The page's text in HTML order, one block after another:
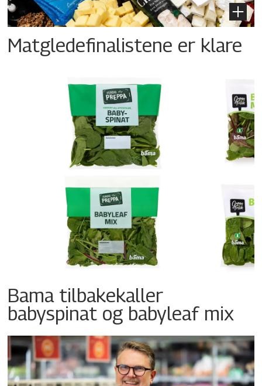
Matgledefinalistene er klare
Bama tilbakekaller
babyspinat og babyleaf mix